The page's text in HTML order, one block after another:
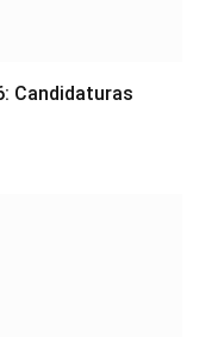
Candidaturas